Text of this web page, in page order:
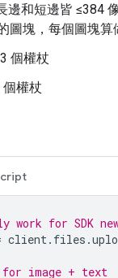
邊和短邊皆 ≤384
圖塊，每個圖塊算
個權杖
個權杖
for SDK
client. files .
for image + text